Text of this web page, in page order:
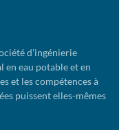
d'ingénierie
en eau potable et en
et les compétences à
puissent elles-mêmes